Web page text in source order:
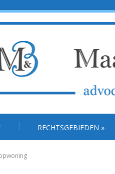
RECHTSGEBIEDEN »